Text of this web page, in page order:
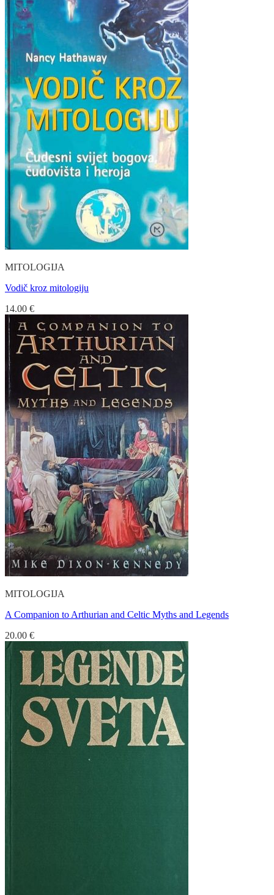
MITOLOGIJA
Vodič kroz mitologiju
14.00 €
MITOLOGIJA
A Companion to Arthurian and Celtic Myths and Legends
20.00 €